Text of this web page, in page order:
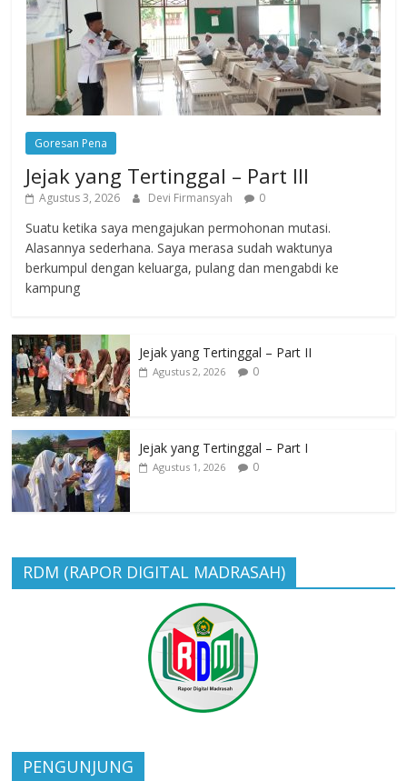
Goresan Pena
Jejak yang Tertinggal – Part III
Agustus 3, 2026 Devi Firmansyah 0
Suatu ketika saya mengajukan permohonan mutasi.
Alasannya sederhana. Saya merasa sudah waktunya
berkumpul dengan keluarga, pulang dan mengabdi ke
kampung
Jejak yang Tertinggal – Part II
Agustus 2, 2026 0
Jejak yang Tertinggal – Part I
Agustus 1, 2026 0
RDM (RAPOR DIGITAL MADRASAH)
PENGUNJUNG